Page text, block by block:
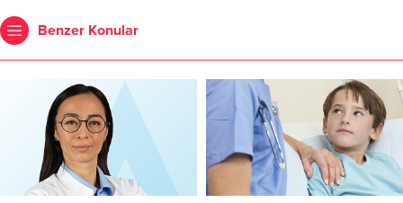
Benzer Konular